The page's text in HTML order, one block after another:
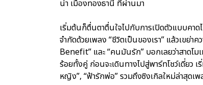
น่า เมืองทองธานี ที่ผ่านมา
เริ่มต้นก็ตื่นตาตื่นใจไปกับการเปิดตัวแบบคา
จำกัดด้วยเพลง “ชีวิตเป็นของเรา” แล้วเข
Benefit” และ “คนมันรัก” บอกเลยว่าสาด
ร้อยทั้งคู่ ก่อนจะเดินทางไปสู่พาร์ทโชว์เดี่ยว
หญิง”, “ฟ้ารักพ่อ” รวมถึงซิงเกิลใหม่ล่าสุดเ